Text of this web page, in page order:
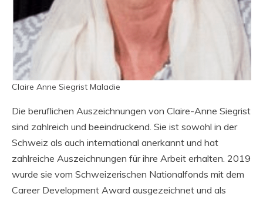
Claire Anne Siegrist Maladie
Die beruflichen Auszeichnungen von Claire-Anne Siegrist
sind zahlreich und beeindruckend. Sie ist sowohl in der
Schweiz als auch international anerkannt und hat
zahlreiche Auszeichnungen für ihre Arbeit erhalten. 2019
wurde sie vom Schweizerischen Nationalfonds mit dem
Career Development Award ausgezeichnet und als